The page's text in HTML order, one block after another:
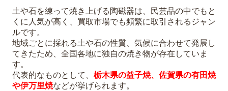
土や石を練って焼き上げる陶磁器は、民芸品の中でもと
くに人気が高く、買取市場でも頻繁に取引されるジャン
ルです。
地域ごとに採れる土や石の性質、気候に合わせて発展し
てきたため、全国各地に独自の焼き物が存在していま
す。
代表的なものとして、 栃木県の益子焼、佐賀県の有田焼
や伊万里焼などが挙げられます。